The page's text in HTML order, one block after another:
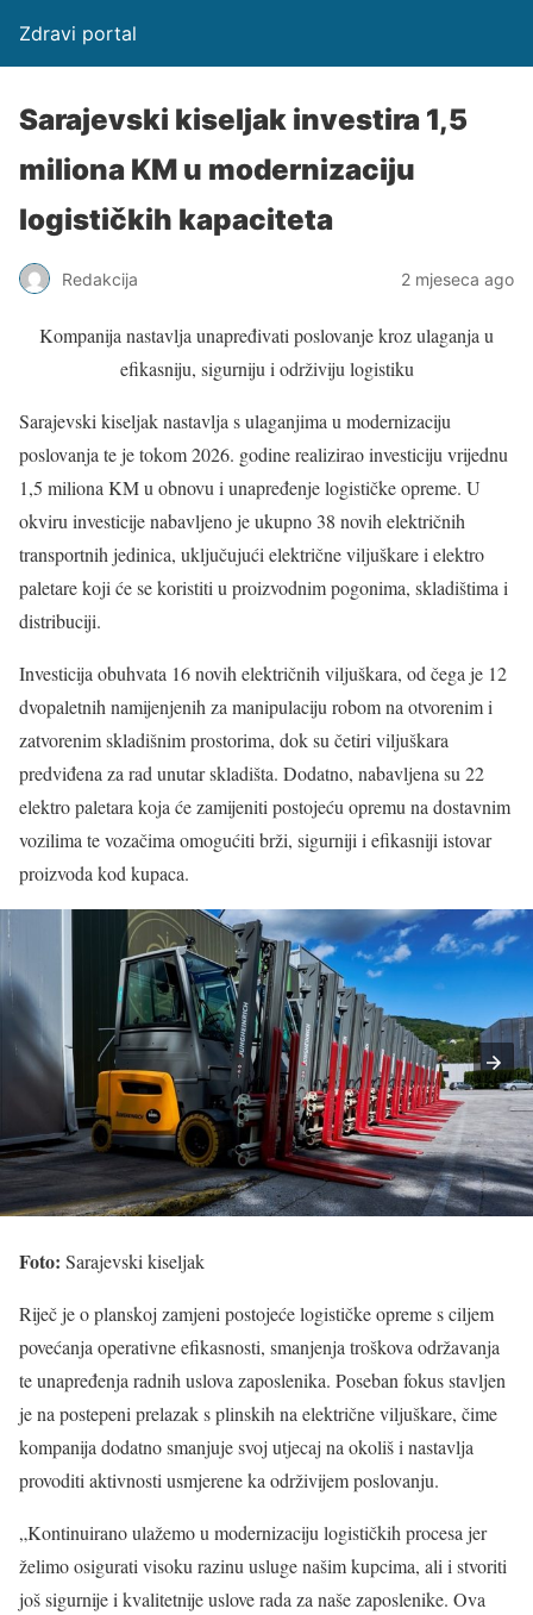
Zdravi portal
Sarajevski kiseljak investira 1,5
miliona KM u modernizaciju
logističkih kapaciteta
Redakcija 2 mjeseca ago
Kompanija nastavlja unapređivati poslovanje kroz ulaganja u
efikasniju, sigurniju i održiviju logistiku
Sarajevski kiseljak nastavlja s ulaganjima u modernizaciju
poslovanja te je tokom 2026. godine realizirao investiciju vrijednu
1,5 miliona KM u obnovu i unapređenje logističke opreme. U
okviru investicije nabavljeno je ukupno 38 novih električnih
transportnih jedinica, uključujući električne viljuškare i elektro
paletare koji će se koristiti u proizvodnim pogonima, skladištima i
distribuciji.
Investicija obuhvata 16 novih električnih viljuškara, od čega je 12
dvopaletnih namijenjenih za manipulaciju robom na otvorenim i
zatvorenim skladišnim prostorima, dok su četiri viljuškara
predviđena za rad unutar skladišta. Dodatno, nabavljena su 22
elektro paletara koja će zamijeniti postojeću opremu na dostavnim
vozilima te vozačima omogućiti brži, sigurniji i efikasniji istovar
proizvoda kod kupaca.
Foto: Sarajevski kiseljak
Riječ je o planskoj zamjeni postojeće logističke opreme s ciljem
povećanja operativne efikasnosti, smanjenja troškova održavanja
te unapređenja radnih uslova zaposlenika. Poseban fokus stavljen
je na postepeni prelazak s plinskih na električne viljuškare, čime
kompanija dodatno smanjuje svoj utjecaj na okoliš i nastavlja
provoditi aktivnosti usmjerene ka održivijem poslovanju.
„Kontinuirano ulažemo u modernizaciju logističkih procesa jer
želimo osigurati visoku razinu usluge našim kupcima, ali i stvoriti
još sigurnije i kvalitetnije uslove rada za naše zaposlenike. Ova